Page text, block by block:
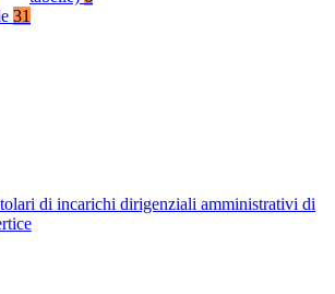
31
di incarichi dirigenziali amministrativi di